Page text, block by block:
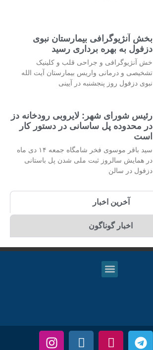
بخش آنژیوگرافی بیمارستان نبوی
دزفول به بهره برداری رسید
خش آنژیوگرافی و جراحی قلب و کلینیک
تشخیصی و درمانی واریس بیمارستان آیت الله
نبوی دزفول روز پنجشنبه در آیینی
رئیس شورای شهر: لایروبی رودخانه دز
در محدوده پل ساسانی در دستور کار
است
سید باقر موسوی فخر شامگاه جمعه ۱۴ دی ماه
در همایش سالروز ثبت ملی شدن پل باستانی
دزفول در سالن
آخرین اخبار
اخبار گوناگون